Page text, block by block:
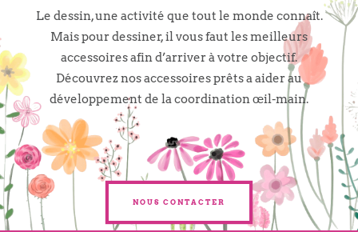
Le dessin, une activité que tout le monde connaît.
Mais pour dessiner, il vous faut les meilleurs
accessoires afin d’arriver à votre objectif.
Découvrez nos accessoires prêts a aider au
développement de la coordination œil-main.
NOUS CONTACTER